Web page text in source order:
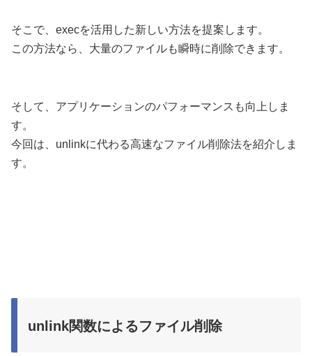
そこで、execを活用した新しい方法を提案します。
この方法なら、大量のファイルも瞬時に削除できます。
そして、アプリケーションのパフォーマンスも向上しま
す。
今回は、unlinkに代わる高速なファイル削除法を紹介しま
す。
unlink関数によるファイル削除